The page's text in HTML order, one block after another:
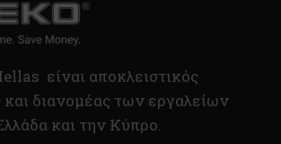
είναι αποκλειστικός
διανομέας των εργαλείων
και την Κύπρο.